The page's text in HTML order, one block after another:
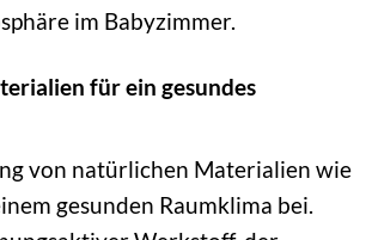
im Babyzimmer.
für ein gesundes
von natürlichen Materialien wie
gesunden Raumklima bei.